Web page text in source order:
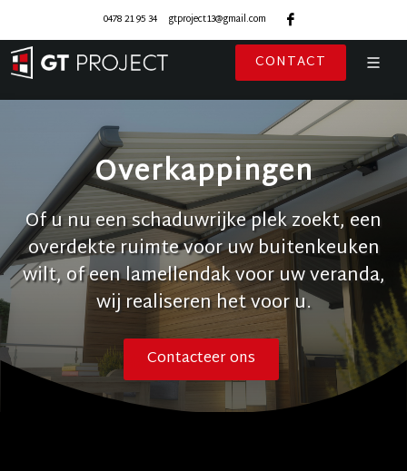
0478 21 95 34 gtproject13@gmail.com
CONTACT
Overkappingen
Of u nu een schaduwrijke plek zoekt, een
overdekte ruimte voor uw buitenkeuken
wilt, of een lamellendak voor uw veranda,
wij realiseren het voor u.
Contacteer ons